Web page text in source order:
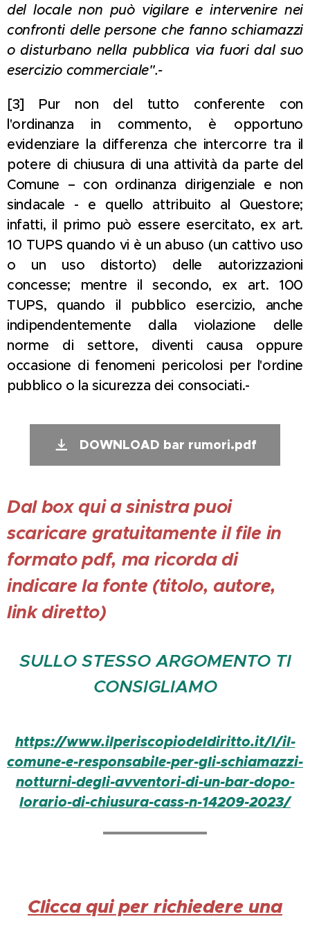
del locale non può vigilare e intervenire nei
confronti delle persone che fanno schiamazzi
o disturbano nella pubblica via fuori dal suo
esercizio commerciale".-
[3] Pur non del tutto conferente con
l'ordinanza in commento, è opportuno
evidenziare la differenza che intercorre tra il
potere di chiusura di una attività da parte del
Comune – con ordinanza dirigenziale e non
sindacale - e quello attribuito al Questore;
infatti, il primo può essere esercitato, ex art.
10 TUPS quando vi è un abuso (un cattivo uso
o un uso distorto) delle autorizzazioni
concesse; mentre il secondo, ex art. 100
TUPS, quando il pubblico esercizio, anche
indipendentemente dalla violazione delle
norme di settore, diventi causa oppure
occasione di fenomeni pericolosi per l'ordine
pubblico o la sicurezza dei consociati.-
DOWNLOAD bar rumori.pdf
Dal box qui a sinistra puoi
scaricare gratuitamente il file in
formato pdf, ma ricorda di
indicare la fonte (titolo, autore,
link diretto)
SULLO STESSO ARGOMENTO TI
CONSIGLIAMO
https://www.ilperiscopiodeldiritto.it/l/il-
comune-e-responsabile-per-gli-schiamazzi-
notturni-degli-avventori-di-un-bar-dopo-
lorario-di-chiusura-cass-n-14209-2023/
Clicca qui per richiedere una